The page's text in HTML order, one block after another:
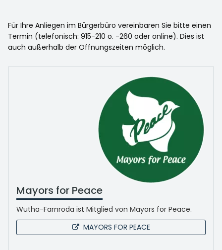
Für Ihre Anliegen im Bürgerbüro vereinbaren Sie bitte einen
Termin (telefonisch: 915-210 o. -260 oder online). Dies ist
auch außerhalb der Öffnungszeiten möglich.
Mayors for Peace
Wutha-Farnroda ist Mitglied von Mayors for Peace.
MAYORS FOR PEACE